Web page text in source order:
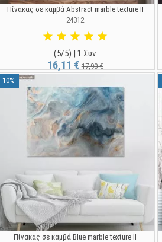
Πίνακας σε καμβά Abstract marble texture II
24312
(5/5) | 1 Συν.
16,11 €17,90 €
-10%
Πίνακας σε καμβά Blue marble texture II